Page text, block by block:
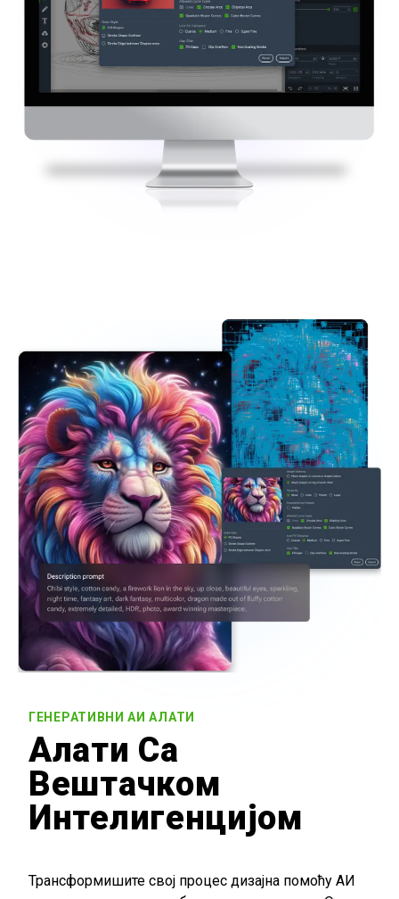
ГЕНЕРАТИВНИ АИ АЛАТИ
Алати Са
Вештачком
Интелигенцијом
Трансформишите свој процес дизајна помоћу АИ